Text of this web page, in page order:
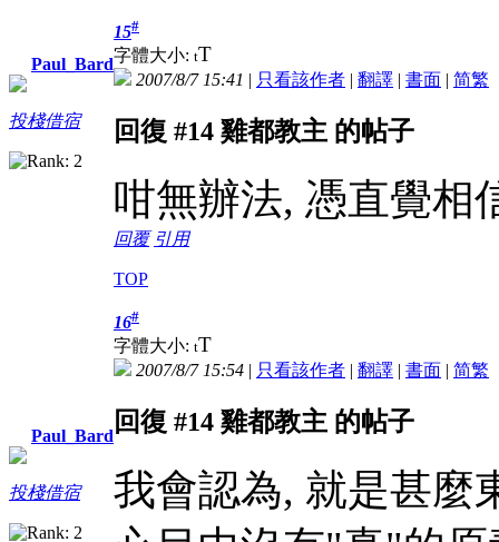
Paul_Bard
投棧借宿
15#
字體大小: tT
2007/8/7 15:41 | 只看該作者 | 翻譯 | 書面 | 简繁
回復 #14 雞都教主 的帖子
咁無辦法, 憑直覺相
回覆 引用
TOP
Paul_Bard
投棧借宿
16#
字體大小: tT
2007/8/7 15:54 | 只看該作者 | 翻譯 | 書面 | 简繁
回復 #14 雞都教主 的帖子
我會認為, 就是甚麼